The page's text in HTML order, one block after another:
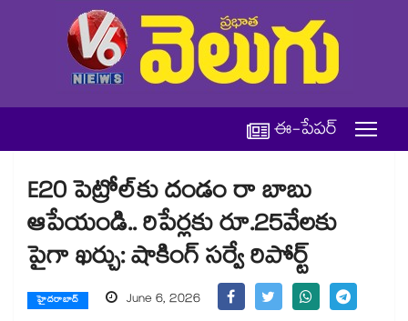
ఈ-పేపర్
E20 పెట్రోల్‌కు దండం రా బాబు
ఆపేయండి.. రిపేర్లకు రూ.25వేలకు
పైగా ఖర్చు: షాకింగ్ సర్వే రిపోర్ట్
హైదరాబాద్ June 6, 2026